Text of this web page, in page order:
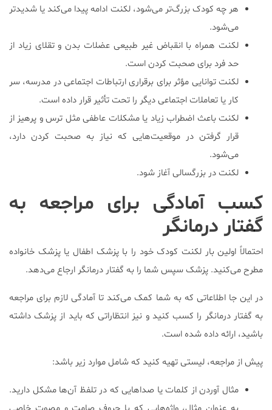
هر چه کودک بزرگ‌تر می‌شود، لکنت ادامه پیدا می‌کند یا شدیدتر
می‌شود.
لکنت همراه با انقباض غیر طبیعی عضلات بدن و تقلای زیاد از
حد فرد برای صحبت کردن است.
لکنت توانایی مؤثر برای برقراری ارتباطات اجتماعی در مدرسه، سر
کار یا تعاملات اجتماعی دیگر را تحت تأثیر قرار داده است.
لکنت باعث اضطراب زیاد یا مشکلات عاطفی مثل ترس و پرهیز از
قرار گرفتن در موقعیت‌هایی که نیاز به صحبت کردن دارد،
می‌شود.
لکنت در بزرگسالی آغاز شود.
کسب آمادگی برای مراجعه به
گفتار درمانگر
احتمالاً اولین بار لکنت کودک خود را با پزشک اطفال یا پزشک خانواده
مطرح می‌کنید. پزشک سپس شما را به گفتار درمانگر ارجاع می‌دهد.
در این جا اطلاعاتی که به شما کمک می‌کند تا آمادگی لازم برای مراجعه
به گفتار درمانگر را کسب کنید و نیز انتظاراتی که باید از پزشک داشته
باشید، ارائه داده شده است.
پیش از مراجعه، لیستی تهیه کنید که شامل موارد زیر باشد:
مثال آوردن از کلمات یا صداهایی که در تلفظ آن‌ها مشکل دارید.